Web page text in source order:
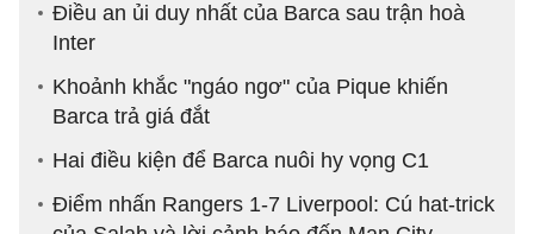
Điều an ủi duy nhất của Barca sau trận hoà
Inter
Khoảnh khắc "ngáo ngơ" của Pique khiến
Barca trả giá đắt
Hai điều kiện để Barca nuôi hy vọng C1
Điểm nhấn Rangers 1-7 Liverpool: Cú hat-trick